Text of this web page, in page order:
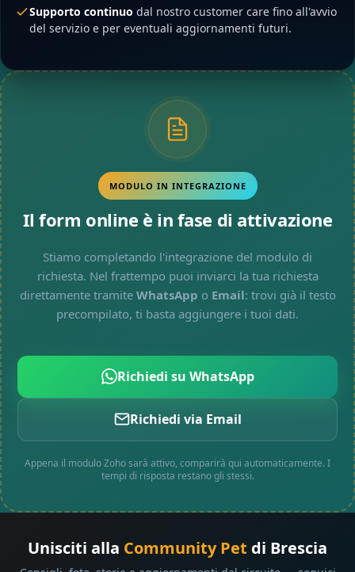
Supporto continuo dal nostro customer care fino all'avvio
del servizio e per eventuali aggiornamenti futuri.
MODULO IN INTEGRAZIONE
Il form online è in fase di attivazione
Stiamo completando l'integrazione del modulo di
richiesta. Nel frattempo puoi inviarci la tua richiesta
direttamente tramite WhatsApp o Email: trovi già il testo
precompilato, ti basta aggiungere i tuoi dati.
Richiedi su WhatsApp
Richiedi via Email
Appena il modulo Zoho sarà attivo, comparirà qui automaticamente. I
tempi di risposta restano gli stessi.
Unisciti alla Community Pet di Brescia